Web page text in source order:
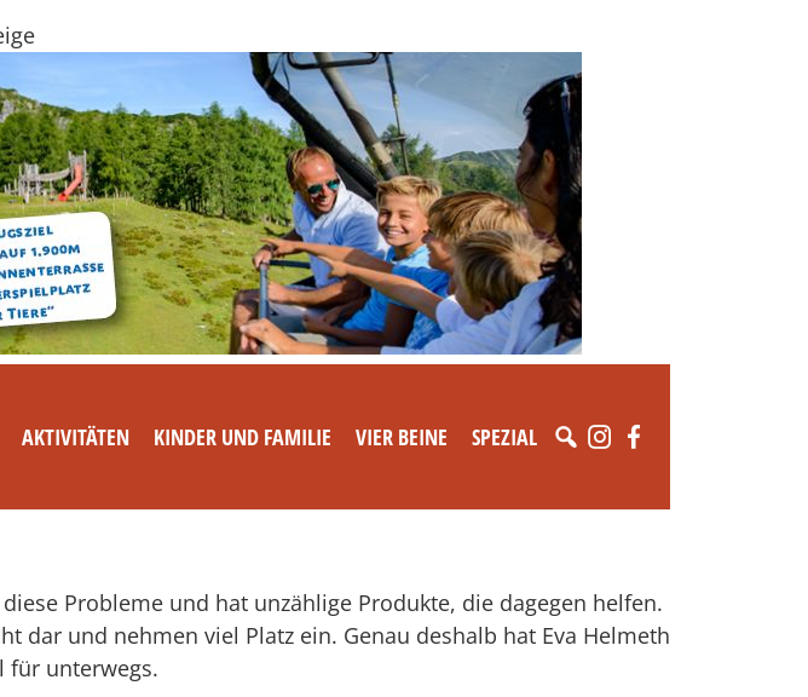
AKTIVITÄTEN KINDER UND FAMILIE VIER BEINE SPEZIAL
Probleme und hat unzählige Produkte, die dagegen helfen.
dar und nehmen viel Platz ein. Genau deshalb hat Eva Helmeth
für unterwegs.